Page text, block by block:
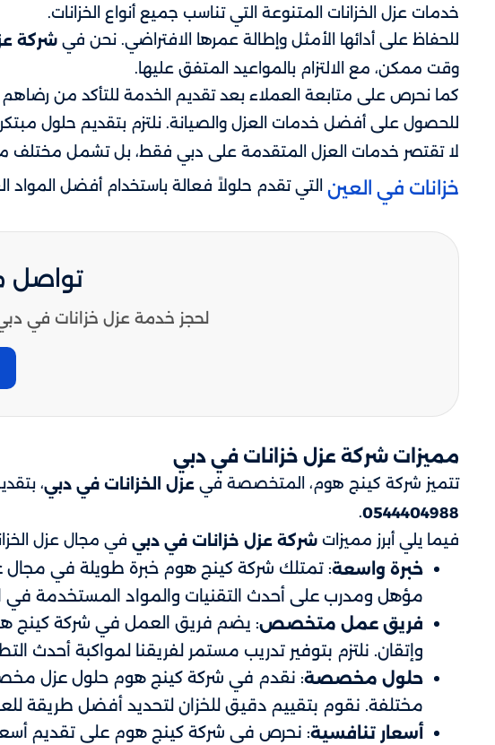
خدمات عزل الخزانات المتنوعة التي تناسب جميع أنواع الخزانات.
للحفاظ على أدائها الأمثل وإطالة عمرها الافتراضي. نحن في شركة
وقت ممكن، مع الالتزام بالمواعيد المتفق عليها.
كما نحرص على متابعة العملاء بعد تقديم الخدمة للتأكد من
للحصول على أفضل خدمات العزل والصيانة. نلتزم بتقديم حلول
لا تقتصر خدمات العزل المتقدمة على دبي فقط، بل تشمل مختلف
خزانات في العين التي تقدم حلولاً فعالة باستخدام أفضل المواد
تواصل
لحجز خدمة عزل خزانات في
مميزات شركة عزل خزانات في دبي
تتميز شركة كينج هوم، المتخصصة في عزل الخزانات في دبي،
0544404988
.
فيما يلي أبرز مميزات شركة عزل خزانات في دبي في مجال عزل
خبرة واسعة: تمتلك شركة كينج هوم خبرة طويلة في مجال
مؤهل ومدرب على أحدث التقنيات والمواد المستخدمة في
فريق عمل متخصص: يضم فريق العمل في شركة كينج
وإتقان. نلتزم بتوفير تدريب مستمر لفريقنا لمواكبة أحدث
حلول مخصصة: نقدم في شركة كينج هوم حلول عزل
مختلفة. نقوم بتقييم دقيق للخزان لتحديد أفضل طريقة
أسعار تنافسية: نحرص في شركة كينج هوم على تقديم